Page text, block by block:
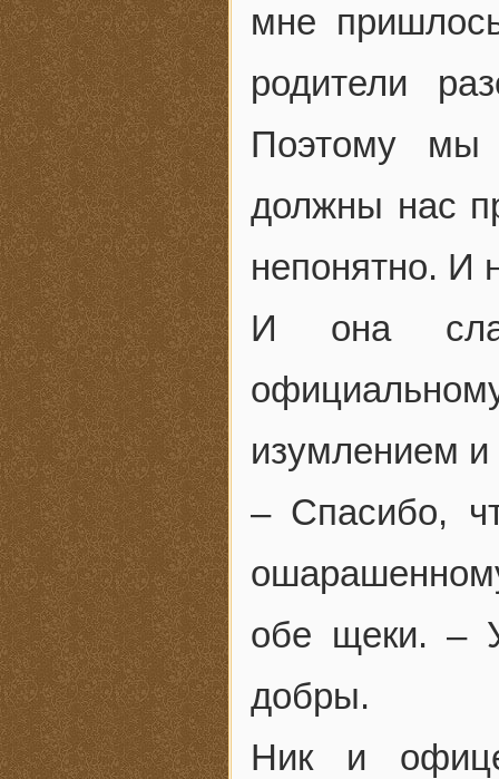
мне
родители
Поэтому мы
должны нас
непонятно. И
И она
изумлением
– Спасибо,
обе щеки. –
добры.
Ник и